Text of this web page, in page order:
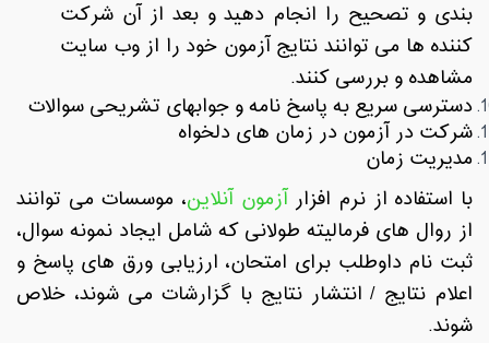
بندی و تصحیح را انجام دهید و بعد از آن شرکت
کننده ها می توانند نتایج آزمون خود را از وب سایت
مشاهده و بررسی کنند.
دسترسی سریع به پاسخ نامه و جوابهای تشریحی سوالات
شرکت در آزمون در زمان های دلخواه
مدیریت زمان
با استفاده از نرم افزارآزمون آنلاین، موسسات می توانند
از روال های فرمالیته طولانی که شامل ایجاد نمونه سوال،
ثبت نام داوطلب برای امتحان، ارزیابی ورق های پاسخ و
اعلام نتایج / انتشار نتایج با گزارشات می شوند، خلاص
شوند.